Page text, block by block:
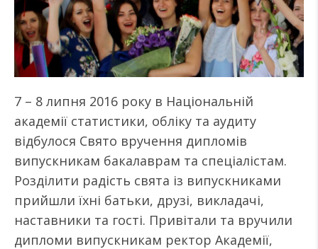
7 – 8 липня 2016 року в Національній
академії статистики, обліку та аудиту
відбулося Свято вручення дипломів
випускникам бакалаврам та спеціалістам.
Розділити радість свята із випускниками
прийшли їхні батьки, друзі, викладачі,
наставники та гості. Привітали та вручили
дипломи випускникам ректор Академії,